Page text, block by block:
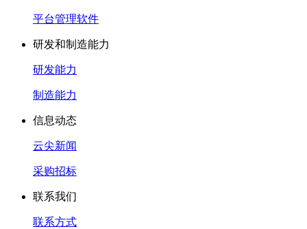
平台管理软件
研发和制造能力
研发能力
制造能力
信息动态
云尖新闻
采购招标
联系我们
联系方式